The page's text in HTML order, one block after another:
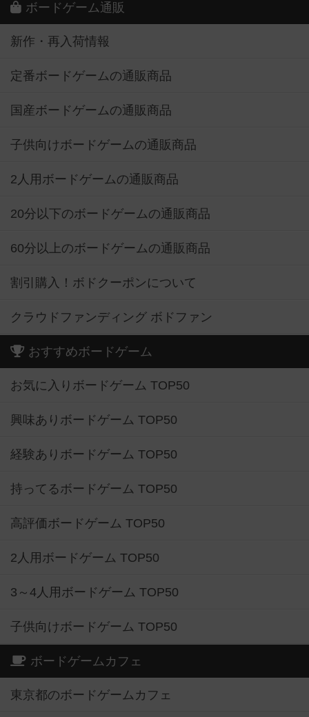
ボードゲーム通販
新作・再入荷情報
定番ボードゲームの通販商品
国産ボードゲームの通販商品
子供向けボードゲームの通販商品
2人用ボードゲームの通販商品
20分以下のボードゲームの通販商品
60分以上のボードゲームの通販商品
割引購入！ボドクーポンについて
クラウドファンディング ボドファン
おすすめボードゲーム
お気に入りボードゲーム TOP50
興味ありボードゲーム TOP50
経験ありボードゲーム TOP50
持ってるボードゲーム TOP50
高評価ボードゲーム TOP50
2人用ボードゲーム TOP50
3～4人用ボードゲーム TOP50
子供向けボードゲーム TOP50
ボードゲームカフェ
東京都のボードゲームカフェ